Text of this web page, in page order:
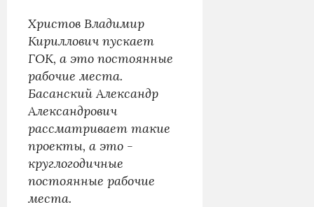
Христов Владимир
Кириллович пускает
ГОК, а это постоянные
рабочие места.
Басанский Александр
Александрович
рассматривает такие
проекты, а это -
круглогодичные
постоянные рабочие
места.